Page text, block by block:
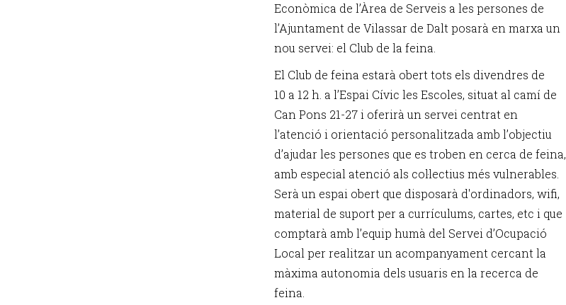
Econòmica de l’Àrea de Serveis a les persones de
l’Ajuntament de Vilassar de Dalt posarà en marxa un
nou servei: el Club de la feina.
El Club de feina estarà obert tots els divendres de
10 a 12 h. a l’Espai Cívic les Escoles, situat al camí de
Can Pons 21-27 i oferirà un servei centrat en
l’atenció i orientació personalitzada amb l’objectiu
d’ajudar les persones que es troben en cerca de feina,
amb especial atenció als col·lectius més vulnerables.
Serà un espai obert que disposarà d'ordinadors, wifi,
material de suport per a currículums, cartes, etc i que
comptarà amb l’equip humà del Servei d’Ocupació
Local per realitzar un acompanyament cercant la
màxima autonomia dels usuaris en la recerca de
feina.